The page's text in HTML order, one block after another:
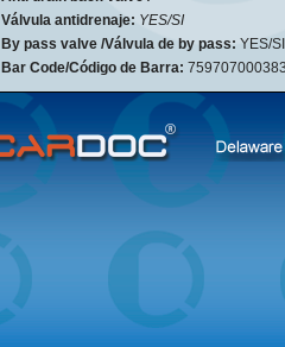
Válvula antidrenaje: YES/SI
By pass valve /Válvula de by pass: YES/SI
Bar Code/Código de Barra: